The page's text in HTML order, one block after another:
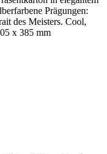
Prägungen:
des Meisters. Cool,
x 385 mm